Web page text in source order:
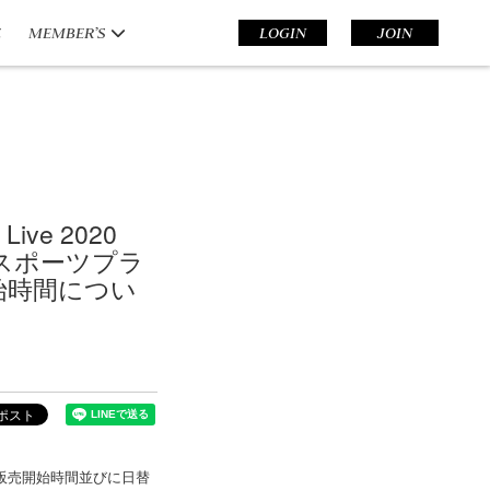
MEMBER’S LOGIN JOIN
2020
ポーツプラ
間につい
売開始時間並びに日替